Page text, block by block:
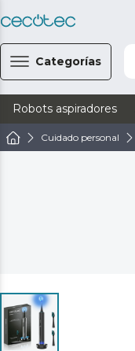
Categorías
Robots aspiradores
Cuidado personal